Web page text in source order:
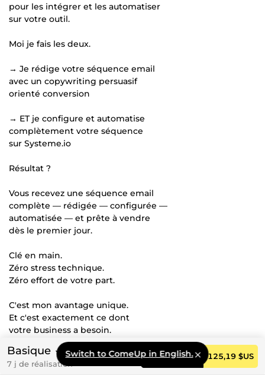
pour les intégrer et les automatiser
sur votre outil.
Moi je fais les deux.
→ Je rédige votre séquence email
avec un copywriting persuasif
orienté conversion
→ ET je configure et automatise
complètement votre séquence
sur Systeme.io
Résultat ?
Vous recevez une séquence email
complète — rédigée — configurée —
automatisée — et prête à vendre
dès le premier jour.
Clé en main.
Zéro stress technique.
Zéro effort de votre part.
C'est mon avantage unique.
Et c'est exactement ce dont
votre business a besoin.
━━━━━━━━━━━━━━━━━━━━━━━━━━━━━━━━━━━━━
## MA MÉTHODE — CE QUE JE CONSTRUIS
Basique
7 j de réalisation
Commander 125,19 $US
Switch to ComeUp in English.